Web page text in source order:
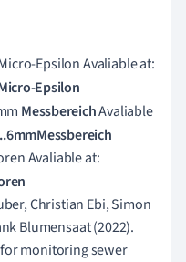
Epsilon Avaliable at:
Epsilon
MessbereichAvaliable
Messbereich
Avaliable at:
Christian Ebi, Simon
Blumensaat (2022).
monitoring sewer